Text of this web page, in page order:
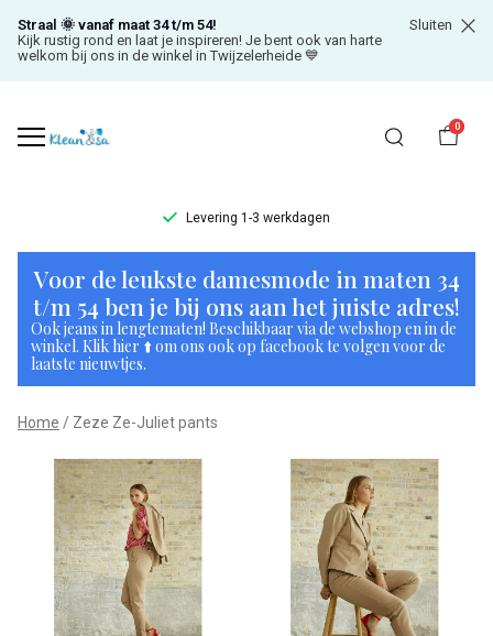
Straal 🌞 vanaf maat 34 t/m 54!
Kijk rustig rond en laat je inspireren! Je bent ook van harte
welkom bij ons in de winkel in Twijzelerheide 💙
Sluiten
0
Levering 1-3 werkdagen
Zeze
Ze-
Juliet
pants
-
Klean
Voor de leukste damesmode in maten 34
t/m 54 ben je bij ons aan het juiste adres!
Ook jeans in lengtematen! Beschikbaar via de webshop en in de
winkel. Klik hier ⬆️ om ons ook op facebook te volgen voor de
laatste nieuwtjes.
Home Zeze Ze-Juliet pants